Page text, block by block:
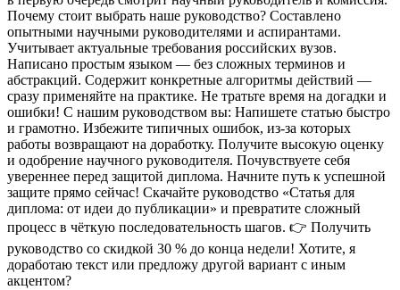
Почему стоит выбрать наше руководство? Составлено
опытными научными руководителями и аспирантами.
Учитывает актуальные требования российских вузов.
Написано простым языком — без сложных терминов и
абстракций. Содержит конкретные алгоритмы действий —
сразу применяйте на практике. Не тратьте время на догадки и
ошибки! С нашим руководством вы: Напишете статью быстро
и грамотно. Избежите типичных ошибок, из‑за которых
работы возвращают на доработку. Получите высокую оценку
и одобрение научного руководителя. Почувствуете себя
увереннее перед защитой диплома. Начните путь к успешной
защите прямо сейчас! Скачайте руководство «Статья для
диплома: от идеи до публикации» и превратите сложный
процесс в чёткую последовательность шагов. 👉 Получить
руководство со скидкой 30 % до конца недели! Хотите, я
доработаю текст или предложу другой вариант с иным
акцентом?